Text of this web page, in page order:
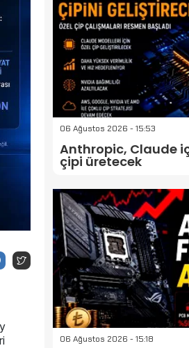
06 Ağustos 2026 - 15:53
Anthropic, Claude
çipi üretecek
06 Ağustos 2026 - 15:18